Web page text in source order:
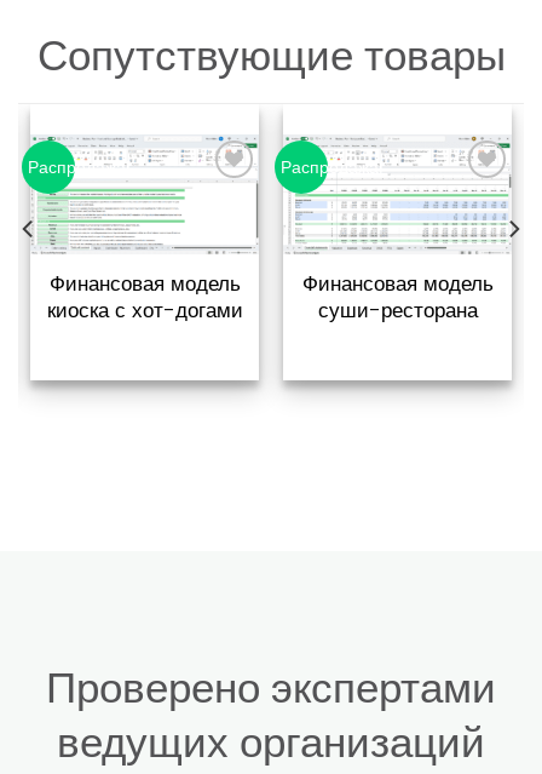
Сопутствующие товары
Распродажа!
в список
Финансовая модель
киоска с хот-догами
Распродажа!
Добавить
в список
Финансовая модель
суши-ресторана
Проверено экспертами
ведущих организаций